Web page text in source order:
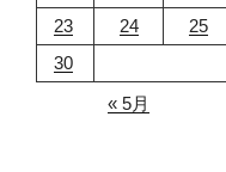
23
24 25
30
« 5月